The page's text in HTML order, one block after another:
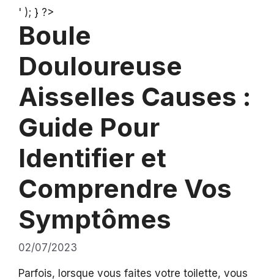
' ); } ?>
Boule
Douloureuse
Aisselles Causes :
Guide Pour
Identifier et
Comprendre Vos
Symptômes
02/07/2023
Parfois, lorsque vous faites votre toilette, vous